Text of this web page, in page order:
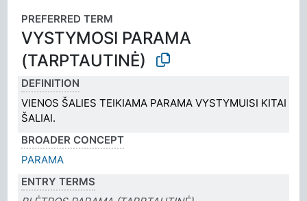
PREFERRED TERM
VYSTYMOSI PARAMA
(TARPTAUTINĖ)
DEFINITION
VIENOS ŠALIES TEIKIAMA PARAMA VYSTYMUISI KITAI
ŠALIAI.
BROADER CONCEPT
PARAMA
ENTRY TERMS